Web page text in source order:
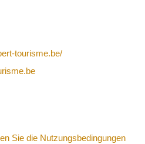
tourisme.be/
Sie die Nutzungsbedingungen